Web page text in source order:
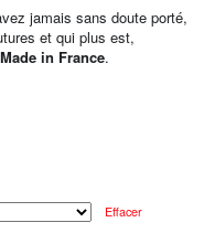
jamais sans doute porté,
et qui plus est,
Made in France.
Effacer